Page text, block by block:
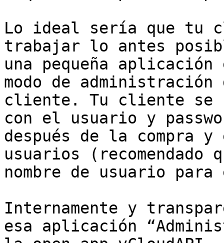
Lo ideal sería que tu
trabajar lo antes
una pequeña
modo de
cliente. Tu cliente se
con el usuario y
después de la compra
usuarios (recomendado
nombre de usuario
Internamente y
esa aplicación